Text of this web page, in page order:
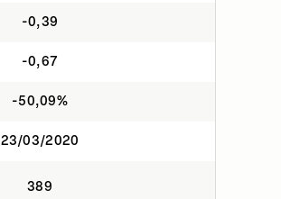
-0,39
-0,67
-50,09%
23/03/2020
389